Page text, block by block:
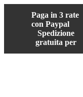
Paga in 3 rate
con Paypal
Spedizione
gratuita per